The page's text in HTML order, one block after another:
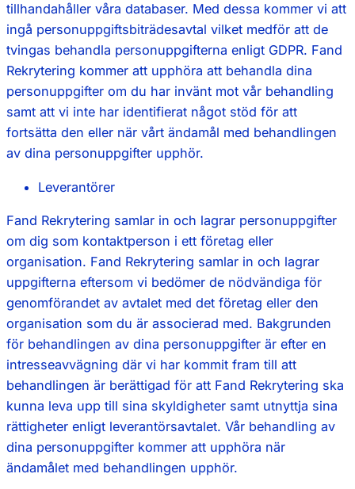
tillhandahåller våra databaser. Med dessa kommer vi att
ingå personuppgiftsbiträdesavtal vilket medför att de
tvingas behandla personuppgifterna enligt GDPR. Fand
Rekrytering kommer att upphöra att behandla dina
personuppgifter om du har invänt mot vår behandling
samt att vi inte har identifierat något stöd för att
fortsätta den eller när vårt ändamål med behandlingen
av dina personuppgifter upphör.
Leverantörer
Fand Rekrytering samlar in och lagrar personuppgifter
om dig som kontaktperson i ett företag eller
organisation. Fand Rekrytering samlar in och lagrar
uppgifterna eftersom vi bedömer de nödvändiga för
genomförandet av avtalet med det företag eller den
organisation som du är associerad med. Bakgrunden
för behandlingen av dina personuppgifter är efter en
intresseavvägning där vi har kommit fram till att
behandlingen är berättigad för att Fand Rekrytering ska
kunna leva upp till sina skyldigheter samt utnyttja sina
rättigheter enligt leverantörsavtalet. Vår behandling av
dina personuppgifter kommer att upphöra när
ändamålet med behandlingen upphör.